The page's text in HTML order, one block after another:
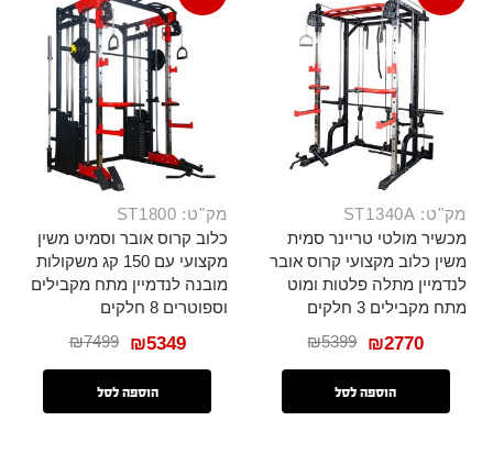
מק"ט: ST1340A
מכשיר מולטי טריינר סמית
משין כלוב מקצועי קרוס אובר
לנדמיין מתלה פלטות ומוט
מתח מקבילים 3 חלקים
₪5399 ₪2770
הוספה לסל
מק"ט: ST1800
כלוב קרוס אובר וסמיט משין
מקצועי עם 150 קג משקולות
מובנה לנדמיין מתח מקבילים
וספוטרים 8 חלקים
₪7499 ₪5349
הוספה לסל